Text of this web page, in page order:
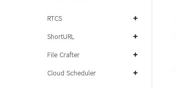
RTCS
ShortURL
File Crafter
Cloud Scheduler